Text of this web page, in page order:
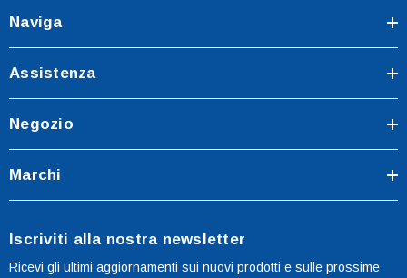
Naviga
Assistenza
Negozio
Marchi
Iscriviti alla nostra newsletter
Ricevi gli ultimi aggiornamenti sui nuovi prodotti e sulle prossime